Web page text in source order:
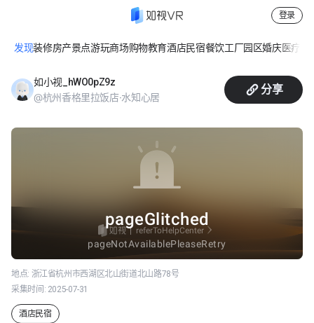
登录
发现装修房产景点游玩商场购物教育酒店民宿餐饮工厂园区婚庆医疗
水韵园景双床房
如小视_hWO0pZ9z
@杭州香格里拉饭店·水知心居
分享
地点: 浙江省杭州市西湖区北山街道北山路78号
采集时间: 2025-07-31
酒店民宿